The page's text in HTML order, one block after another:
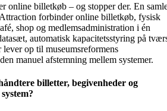
online billetkøb – og stopper der. En
forbinder online billetkøb, fysisk
shop og medlemsadministration i én
automatisk kapacitetsstyring på
op til museumsreformens
manuel afstemning mellem systemer.
billetter, begivenheder og